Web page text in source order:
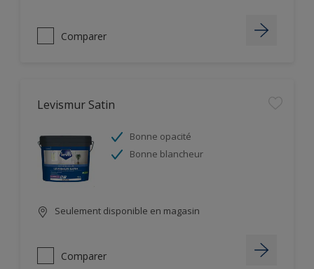
Comparer
Levismur Satin
Bonne opacité
Bonne blancheur
Seulement disponible en magasin
Comparer